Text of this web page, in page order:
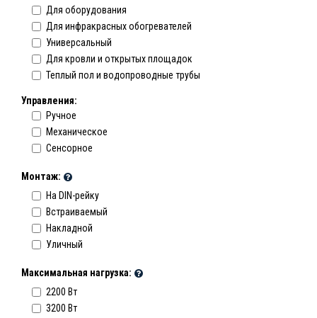
Для оборудования
Для инфракрасных обогревателей
Универсальный
Для кровли и открытых площадок
Теплый пол и водопроводные трубы
Управления:
Ручное
Механическое
Сенсорное
Монтаж:
На DIN-рейку
Встраиваемый
Накладной
Уличный
Максимальная нагрузка:
2200 Вт
3200 Вт